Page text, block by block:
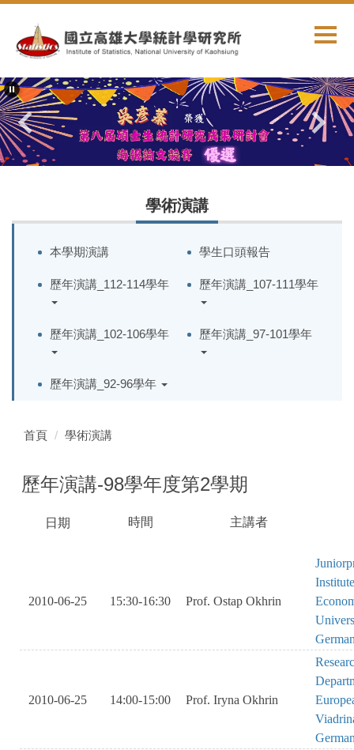
主
內
容
區
學術演講
本學期演講 學生口頭報告
歷年演講_112-114學年 歷年演講_107-111學年
歷年演講_102-106學年 歷年演講_97-101學年
歷年演講_92-96學年
首頁 學術演講
歷年演講-98學年度第2學期
日期
時間
主講者
2010-06-25 15:30-16:30 Prof. Ostap Okhrin
2010-06-25 14:00-15:00 Prof. Iryna Okhrin